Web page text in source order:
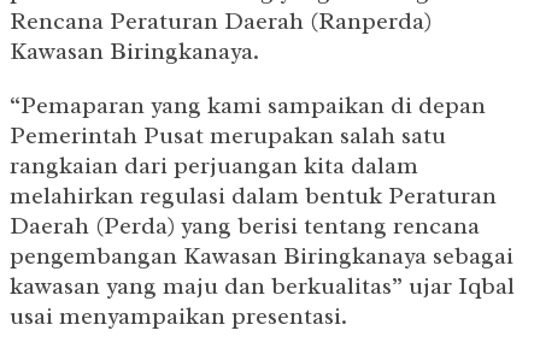
Rencana Peraturan Daerah (Ranperda)
Kawasan Biringkanaya.
“Pemaparan yang kami sampaikan di depan
Pemerintah Pusat merupakan salah satu
rangkaian dari perjuangan kita dalam
melahirkan regulasi dalam bentuk Peraturan
Daerah (Perda) yang berisi tentang rencana
pengembangan Kawasan Biringkanaya sebagai
kawasan yang maju dan berkualitas” ujar Iqbal
usai menyampaikan presentasi.